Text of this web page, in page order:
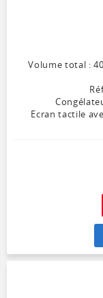
Volume total :
Ecran tactile